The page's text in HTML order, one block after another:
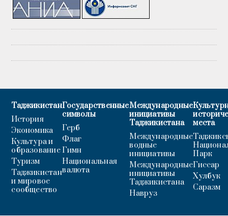
Таджикистан
История
Экономика
Культура и
образование
Туризм
Таджикистан
и мировое
сообщество
Государственные
символы
Герб
Флаг
Гимн
Национальная
валюта
Международные
инициативы
Таджикистана
Международные
водные
инициативы
Международные
инициативы
Таджикистана
Навруз
места
Парк
Гиссар
Хулбук
Саразм